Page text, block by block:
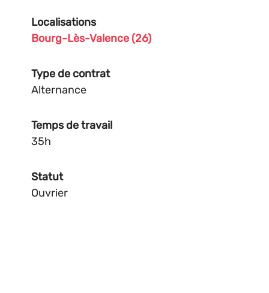
Localisations
Bourg-Lès-Valence (26)
Type de contrat
Alternance
Temps de travail
35h
Statut
Ouvrier